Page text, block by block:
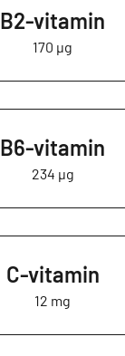
B2-vitamin
170 µg
B6-vitamin
234 µg
C-vitamin
12 mg